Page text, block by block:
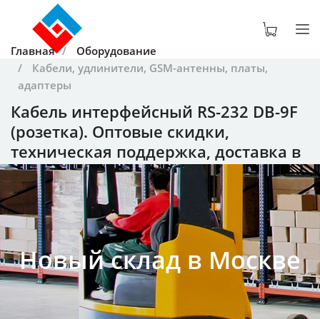
Главная
Оборудование
Кабели, удлинители, GSM-антенны, платы,
адаптеры
Кабель интерфейсный RS-232 DB-9F
(розетка). Оптовые скидки,
техническая поддержка, доставка в
любой регион.
Новый склад в Москве